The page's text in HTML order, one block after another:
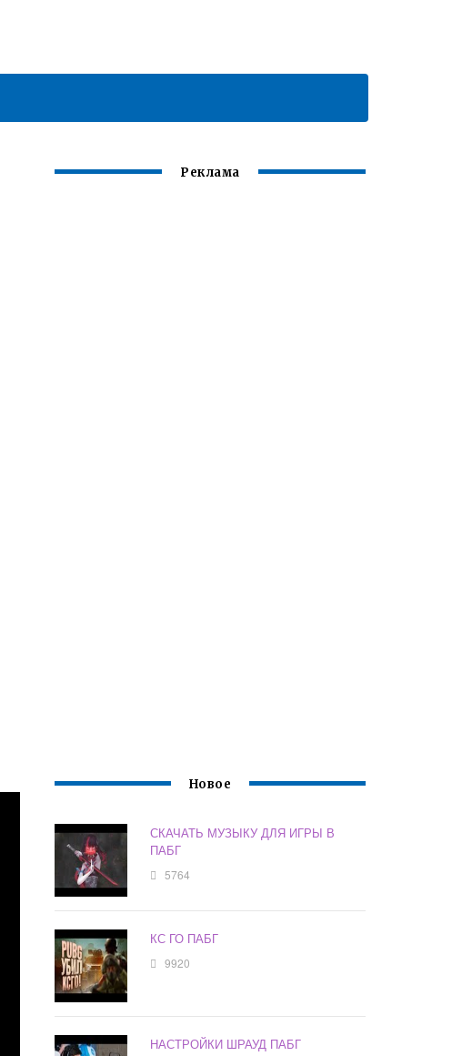
Реклама
Новое
СКАЧАТЬ МУЗЫКУ ДЛЯ ИГРЫ В
ПАБГ
5764
КС ГО ПАБГ
9920
НАСТРОЙКИ ШРАУД ПАБГ